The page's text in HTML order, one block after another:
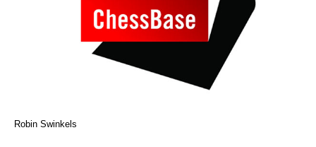
Robin Swinkels